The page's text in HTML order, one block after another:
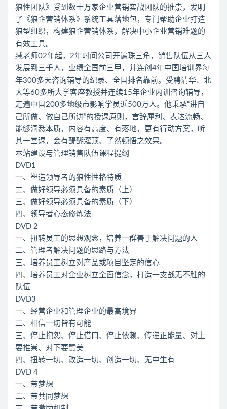
狼性团队》受到数十万家企业营销实战团队的推崇，发明
了《狼企营销体系》系统工具落地包，专门帮助企业打造
狼型组织，构建狼企营销体系，解决中小企业营销难题的
有效工具。
臧老师02年起，2年时间公司开遍珠三角，销售队伍从三人
发展到三千人，业绩全国前三甲，并连创4年中国培训界每
年300多天咨询辅导的纪录、全国排名靠前。受聘清华、北
大等60多所大学客座教授并连续15年企业内训咨询辅导，
走遍中国200多地级市影响学员近500万人。他秉承“讲自
己所做、做自己所讲”的授课原则，言辞犀利、表达流畅、
能够洞悉本质，内容有高度、有落地，更有行动方案，听
其一堂课，会有醍醐灌顶、了然顿悟之效果。
本站建设与管理销售队伍课程提纲
DVD1
一、塑造领导者的狼性性格特质
二、做好领导必须具备的素质（上）
三、做好领导必须具备的素质（下）
四、领导者心态修炼法
DVD 2
一、扭转员工的思想观念，培养一群善于解决问题的人
二、管理者解决问题的思路与方法
三、培养员工树立对产品或项目坚定的信心
四、培养员工对企业树立全面信念，打造一支战无不胜的
队伍
DVD3
一、经营企业和管理企业的最高境界
二、相信一切皆有可能
三、停止抱怨、停止借口、停止依赖、传递正能量、对上
要推崇、对下要赞美
四、扭转一切、改造一切、创造一切、无中生有
DVD 4
一、带梦想
二、带共同梦想